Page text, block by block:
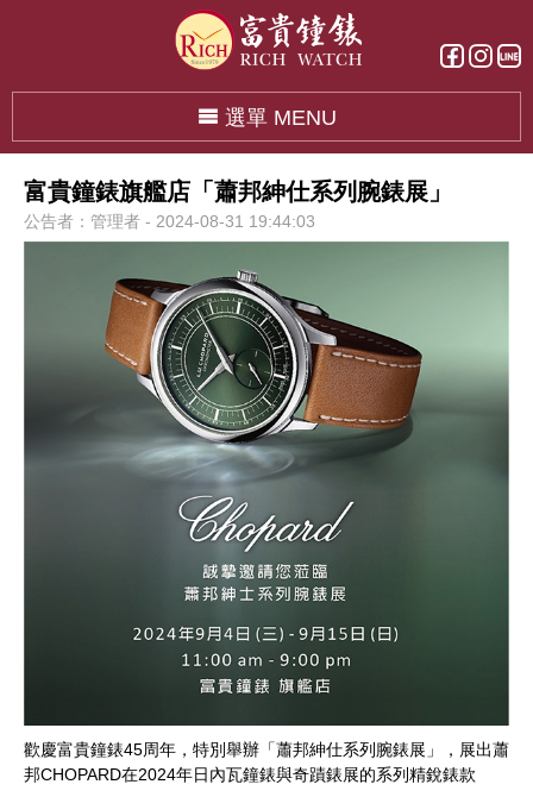
選單 MENU
富貴鐘錶旗艦店「蕭邦紳仕系列腕錶展」
公告者：管理者 - 2024-08-31 19:44:03
歡慶富貴鐘錶45周年，特別舉辦「蕭邦紳仕系列腕錶展」，展出蕭
邦CHOPARD在2024年日內瓦鐘錶與奇蹟錶展的系列精銳錶款